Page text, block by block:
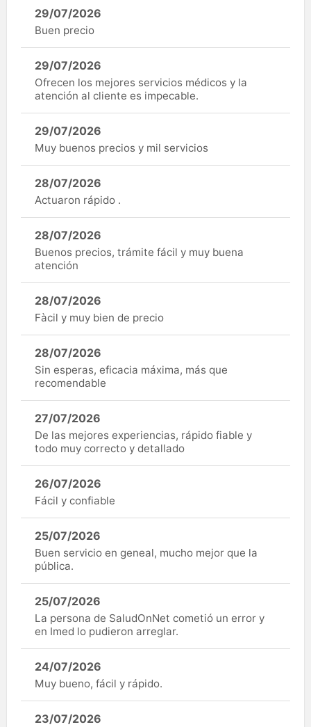
29/07/2026
Buen precio
29/07/2026
Ofrecen los mejores servicios médicos y la
atención al cliente es impecable.
29/07/2026
Muy buenos precios y mil servicios
28/07/2026
Actuaron rápido .
28/07/2026
Buenos precios, trámite fácil y muy buena
atención
28/07/2026
Fàcil y muy bien de precio
28/07/2026
Sin esperas, eficacia máxima, más que
recomendable
27/07/2026
De las mejores experiencias, rápido fiable y
todo muy correcto y detallado
26/07/2026
Fácil y confiable
25/07/2026
Buen servicio en geneal, mucho mejor que la
pública.
25/07/2026
La persona de SaludOnNet cometió un error y
en Imed lo pudieron arreglar.
24/07/2026
Muy bueno, fácil y rápido.
23/07/2026